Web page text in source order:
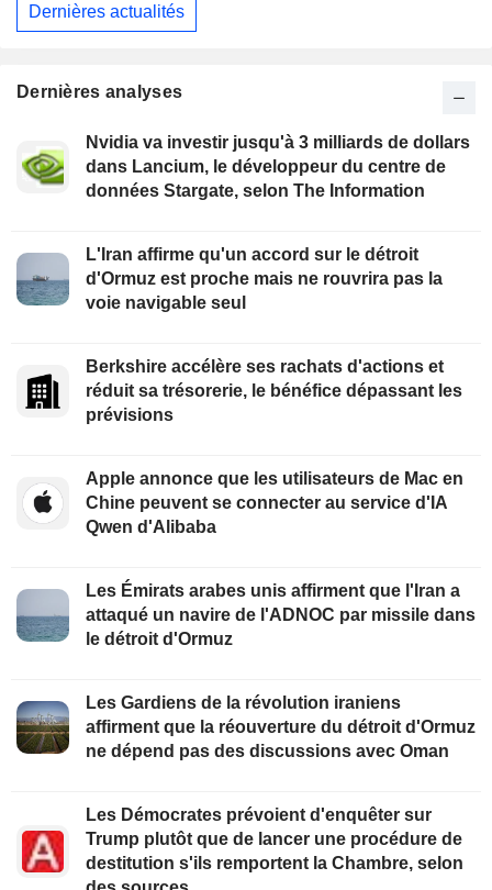
Dernières actualités
Dernières analyses
Nvidia va investir jusqu'à 3 milliards de dollars
dans Lancium, le développeur du centre de
données Stargate, selon The Information
L'Iran affirme qu'un accord sur le détroit
d'Ormuz est proche mais ne rouvrira pas la
voie navigable seul
Berkshire accélère ses rachats d'actions et
réduit sa trésorerie, le bénéfice dépassant les
prévisions
Apple annonce que les utilisateurs de Mac en
Chine peuvent se connecter au service d'IA
Qwen d'Alibaba
Les Émirats arabes unis affirment que l'Iran a
attaqué un navire de l'ADNOC par missile dans
le détroit d'Ormuz
Les Gardiens de la révolution iraniens
affirment que la réouverture du détroit d'Ormuz
ne dépend pas des discussions avec Oman
Les Démocrates prévoient d'enquêter sur
Trump plutôt que de lancer une procédure de
destitution s'ils remportent la Chambre, selon